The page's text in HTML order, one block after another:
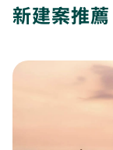
新建案推薦